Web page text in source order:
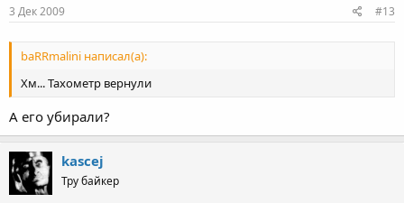
3 Дек 2009 #13
baRRmalini написал(а):
Хм... Тахометр вернули
А его убирали?
kascej
Тру байкер